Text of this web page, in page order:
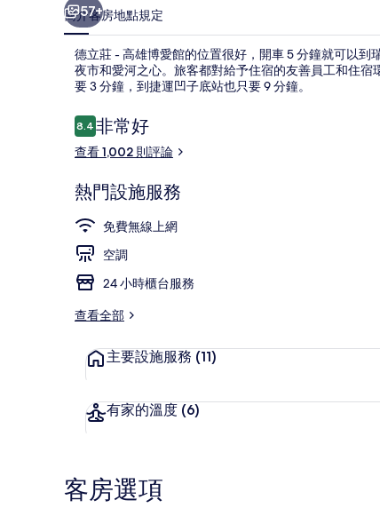
57+
簡介客房地點規定
德立莊 - 高雄博愛館的位置很好，開車 5 分鐘就可以
夜市和愛河之心。旅客都對給予住宿的友善員工和住
要 3 分鐘，到捷運凹子底站也只要 9 分鐘。
評
論
8.48.4 分，滿分 10 分，
非常好
查看 1,002 則評論
熱門設施服務
免費無線上網
空調
24 小時櫃台服務
查看全部
主要設施服務 (11)
有家的溫度 (6)
客房選項